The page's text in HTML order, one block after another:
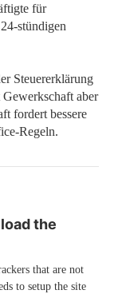
für
stündigen
Steuererklärung
aber
fordert bessere
Regeln.
the
that are not
to setup the site